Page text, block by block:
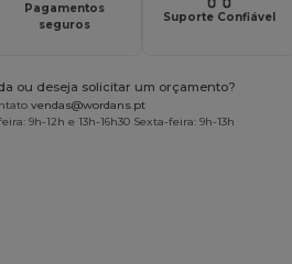
Pagamentos
seguros
Suporte Confiável
ou deseja solicitar um orçamento?
vendas@wordans.pt
9h-12h e 13h-16h30 Sexta-feira: 9h-13h